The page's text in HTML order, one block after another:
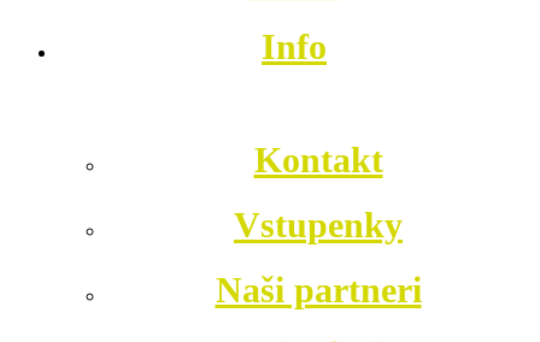
Info
Kontakt
Vstupenky
Naši partneri